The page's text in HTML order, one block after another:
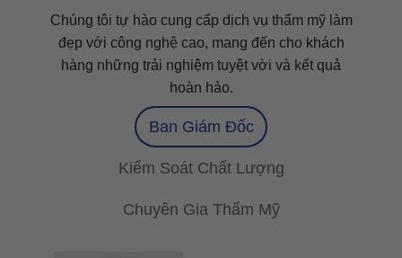
Chúng tôi tự hào cung cấp dịch vụ thẩm mỹ làm
đẹp với công nghệ cao, mang đến cho khách
hàng những trải nghiệm tuyệt vời và kết quả
hoàn hảo.
Ban Giám Đốc
Kiểm Soát Chất Lượng
Chuyên Gia Thẩm Mỹ